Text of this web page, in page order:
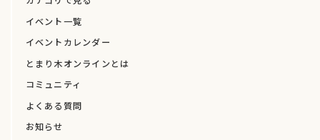
イベント一覧
イベントカレンダー
とまり木オンラインとは
コミュニティ
よくある質問
お知らせ